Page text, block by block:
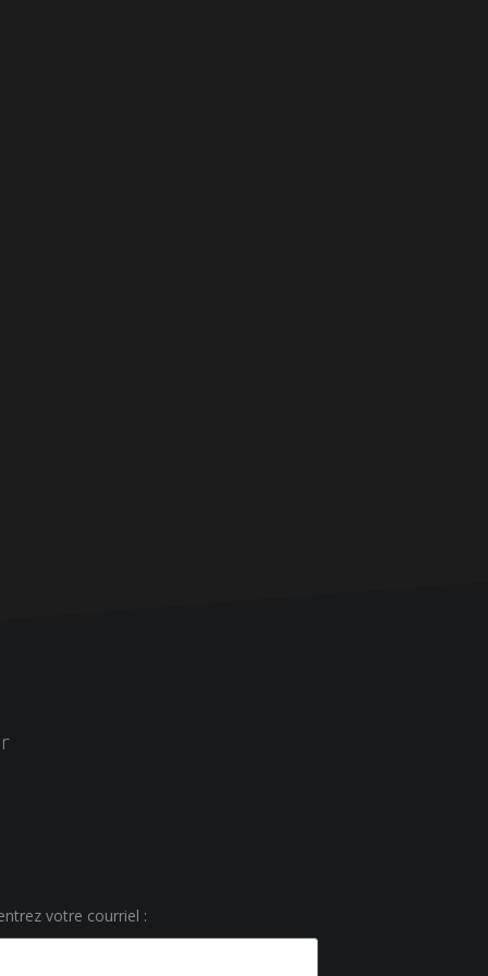
votre courriel :